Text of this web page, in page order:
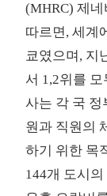
(MHRC) 제
따르면, 세계
쿄였으며, 지
서 1,2위를
사는 각 국
원과 직원의
하기 위한 목
144개 도시